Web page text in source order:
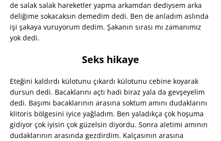
de salak salak hareketler yapma arkamdan dediysem arka
deliğime sokacaksın demedim dedi. Ben de anladım aslında
işi şakaya vuruyorum dedim. Şakanın sırası mı zamanımız
yok dedi.
Seks hikaye
Eteğini kaldırdı külotunu çıkardı külotunu cebine koyarak
dursun dedi. Bacaklarını açtı hadi biraz yala da gevşeyelim
dedi. Başımı bacaklarının arasına soktum amını dudaklarını
klitoris bölgesini iyice yağladım. Ben yaladıkça çok hoşuma
gidiyor çok iyisin çok güzelsin diyordu. Sonra aletimi amının
dudaklarının arasında gezdirdim. Kalçasının arasına